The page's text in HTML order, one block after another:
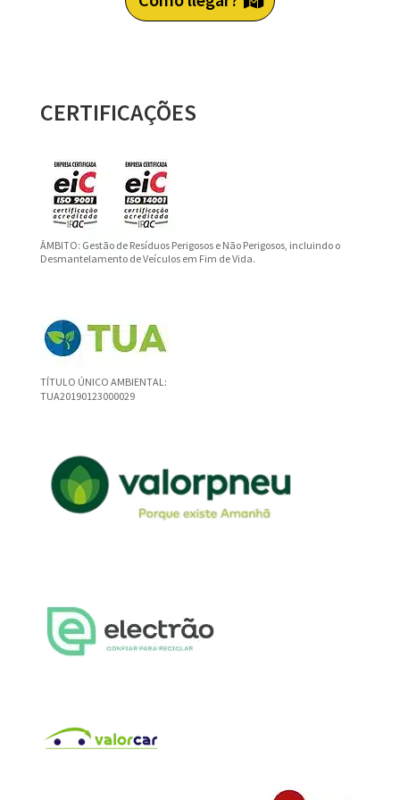
CERTIFICAÇÕES
ÂMBITO: Gestão de Resíduos Perigosos e Não Perigosos, incluindo o
Desmantelamento de Veículos em Fim de Vida.
TÍTULO ÚNICO AMBIENTAL:
TUA20190123000029